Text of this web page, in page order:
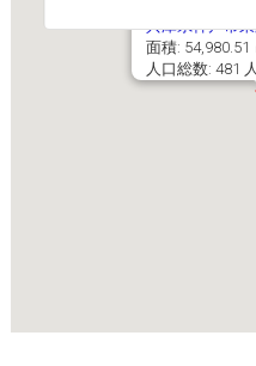
兵庫県神戸市
面積: 54,980.51
人口総数: 481